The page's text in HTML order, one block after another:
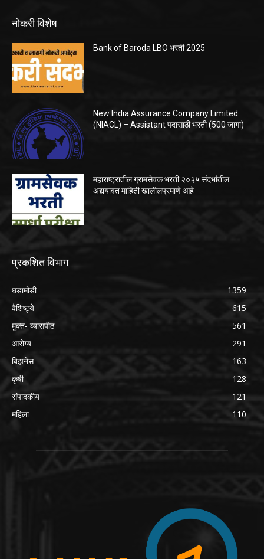
नोकरी विशेष
Bank of Baroda LBO भरती 2025
New India Assurance Company Limited
(NIACL) – Assistant पदासाठी भरती (500 जागा)
महाराष्ट्रातील ग्रामसेवक भरती २०२५ संदर्भातील
अद्ययावत माहिती खालीलप्रमाणे आहे
प्रकशित विभाग
घडामोडी
1359
वैशिष्ट्ये
615
मुक्त- व्यासपीठ
561
आरोग्य
291
बिझनेस
163
कृषी
128
संपादकीय
121
महिला
110